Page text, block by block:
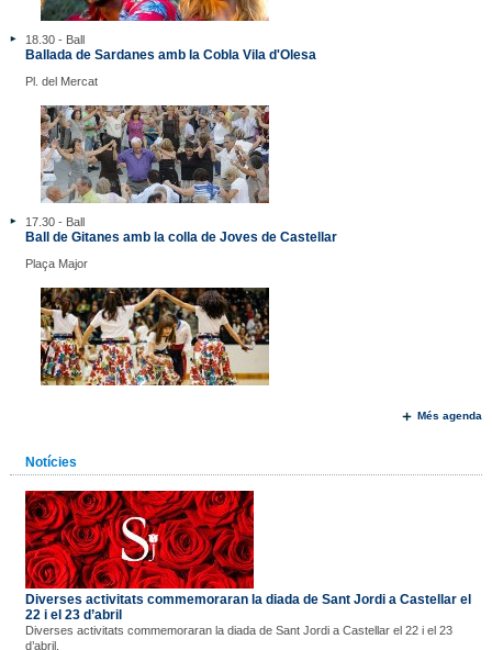
18.30 - Ball
Ballada de Sardanes amb la Cobla Vila d'Olesa
Pl. del Mercat
17.30 - Ball
Ball de Gitanes amb la colla de Joves de Castellar
Plaça Major
Més agenda
Notícies
Diverses activitats commemoraran la diada de Sant Jordi a Castellar el
22 i el 23 d’abril
Diverses activitats commemoraran la diada de Sant Jordi a Castellar el 22 i el 23
d’abril.